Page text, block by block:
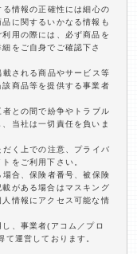
情報の正確性には細心の
に関するいかなる情報も
用の際には、必ず商品を
をご自身でご確認下さ
される商品やサービス等
商品等を提供する事業者
との間で紛争やトラブル
当社は一切責任を負いま
く上での注意、プライバ
をご利用下さい。
合、保険者番号、被保険
がある場合はマスキング
情報にアクセス可能な情
、事業者(アコム／プロ
て運営しております。